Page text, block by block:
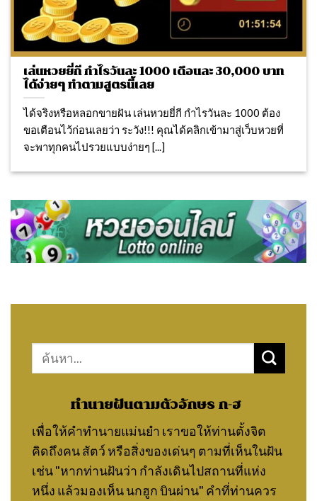
เล่นหวยยี่กี กำไรวันละ 1000 เดือนละ 30,000 บาท
ได้ง่ายๆ ทำตามสูตรนี้เลย
ได้จริงหรือหลอกขายฝัน เล่นหวยยี่กี กำไรวันละ 1000 ต้อง
ขอเตือนไว้ก่อนเลยว่า ระวัง!!! คุณได้คลิกเข้ามาสู่เว็บหวยที่
จะพาทุกคนไปรวยแบบง่ายๆ [...]
Search
ทำนายฝันตามตัวอักษร ก-ฮ
เพื่อให้คำทำนายแม่นยำ เราขอให้ท่านตั้งจิต
คิดถึงคน สัตว์ หรือสิ่งของเด่นๆ ตามที่เห็นในฝัน
เช่น "หากท่านฝันว่า กำลังเดินไปสถานที่แห่ง
หนึ่ง แล้วมองเห็น นกฮูก บินผ่าน" คำที่ท่านควร